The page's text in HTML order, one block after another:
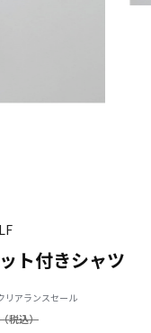
ト付きシャツ
リアランスセール